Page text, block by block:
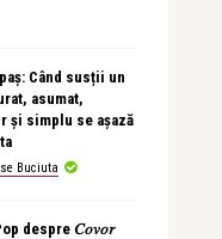
Când susții un
asumat,
și simplu se așază
Buciuta
despre 𝐶𝑜𝑣𝑜𝑟